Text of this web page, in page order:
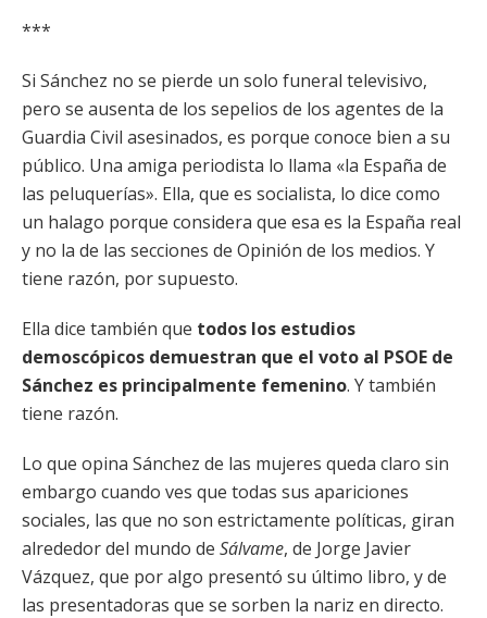
***
Si Sánchez no se pierde un solo funeral televisivo,
pero se ausenta de los sepelios de los agentes de la
Guardia Civil asesinados, es porque conoce bien a su
público. Una amiga periodista lo llama «la España de
las peluquerías». Ella, que es socialista, lo dice como
un halago porque considera que esa es la España real
y no la de las secciones de Opinión de los medios. Y
tiene razón, por supuesto.
Ella dice también que todos los estudios
demoscópicos demuestran que el voto al PSOE de
Sánchez es principalmente femenino. Y también
tiene razón.
Lo que opina Sánchez de las mujeres queda claro sin
embargo cuando ves que todas sus apariciones
sociales, las que no son estrictamente políticas, giran
alrededor del mundo de Sálvame, de Jorge Javier
Vázquez, que por algo presentó su último libro, y de
las presentadoras que se sorben la nariz en directo.